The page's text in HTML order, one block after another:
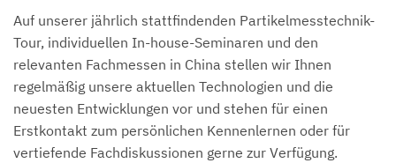
Auf unserer jährlich stattfindenden Partikelmesstechnik-
Tour, individuellen In-house-Seminaren und den
relevanten Fachmessen in China stellen wir Ihnen
regelmäßig unsere aktuellen Technologien und die
neuesten Entwicklungen vor und stehen für einen
Erstkontakt zum persönlichen Kennenlernen oder für
vertiefende Fachdiskussionen gerne zur Verfügung.